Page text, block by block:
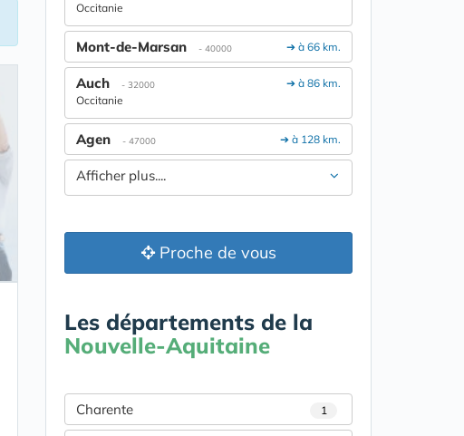
Occitanie
➔ à 66 km.
Mont-de-Marsan - 40000
➔ à 86 km.
Auch - 32000
Occitanie
➔ à 128 km.
Agen - 47000
Afficher plus....
Proche de vous
Les départements de la
Nouvelle-Aquitaine
Charente 1